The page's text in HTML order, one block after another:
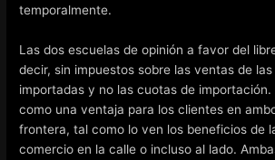
temporalmente.
Las dos escuelas de opinión a favor del
decir, sin impuestos sobre las ventas de
importadas y no las cuotas de
como una ventaja para los clientes en
frontera, tal como lo ven los beneficios de
comercio en la calle o incluso al lado.